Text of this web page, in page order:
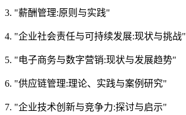
3. "薪酬管理:原则与实践"
4. "企业社会责任与可持续发展:现状与挑战"
5. "电子商务与数字营销:现状与发展趋势"
6. "供应链管理:理论、实践与案例研究"
7. "企业技术创新与竞争力:探讨与启示"